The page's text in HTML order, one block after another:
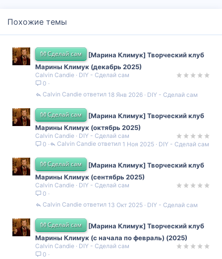
Похожие темы
👐 Сделай сам
[Марина Климук] Творческий клуб
Марины Климук (декабрь 2025)
Calvin Candie
DIY - Сделай сам
0
DIY - Сделай сам
18 Янв 2026
Calvin Candie
👐 Сделай сам
[Марина Климук] Творческий клуб
Марины Климук (октябрь 2025)
Calvin Candie
DIY - Сделай сам
0
DIY - Сделай сам
1 Ноя 2025
Calvin Candie
👐 Сделай сам
[Марина Климук] Творческий клуб
Марины Климук (сентябрь 2025)
Calvin Candie
DIY - Сделай сам
0
DIY - Сделай сам
13 Окт 2025
Calvin Candie
👐 Сделай сам
[Марина Климук] Творческий клуб
Марины Климук (с начала по февраль) (2025)
Calvin Candie
DIY - Сделай сам
0